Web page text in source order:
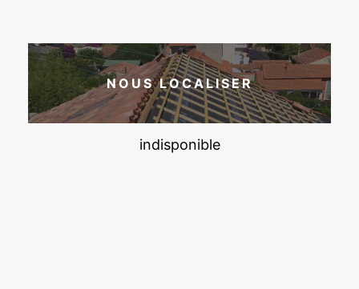
NOUS LOCALISER
indisponible